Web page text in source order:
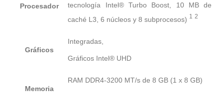
Procesador
tecnología Intel® Turbo Boost, 10 MB de
caché L3, 6 núcleos y 8subprocesos) 1 2
Gráficos
Integradas,
Gráficos Intel® UHD
Memoria
RAM DDR4-3200 MT/s de 8 GB (1 x 8 GB)